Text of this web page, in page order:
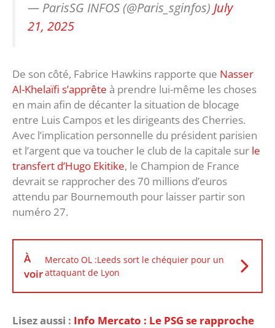
— ParisSG INFOS (@Paris_sginfos) July
21, 2025
De son côté, Fabrice Hawkins rapporte que Nasser
Al-Khelaïfi s’apprête à prendre lui-même les choses
en main afin de décanter la situation de blocage
entre Luis Campos et les dirigeants des Cherries.
Avec l’implication personnelle du président parisien
et l’argent que va toucher le club de la capitale sur le
transfert d’Hugo Ekitike, le Champion de France
devrait se rapprocher des 70 millions d’euros
attendu par Bournemouth pour laisser partir son
numéro 27.
À
voir
Mercato OL :Leeds sort le chéquier pour un
attaquant de Lyon
Lisez aussi : Info Mercato : Le PSG se rapproche